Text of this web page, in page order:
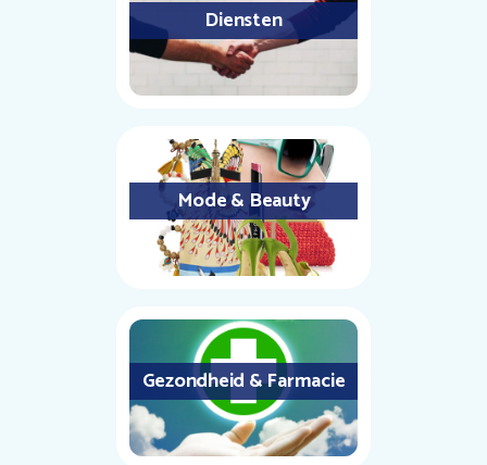
Diensten
Mode & Beauty
Gezondheid & Farmacie